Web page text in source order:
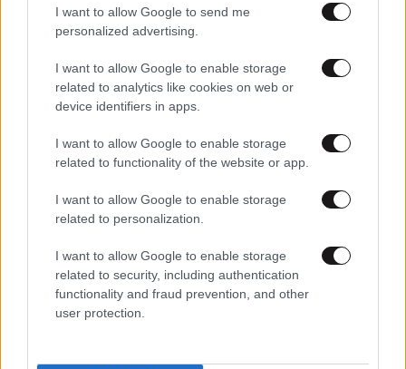
I want to allow Google to send me
personalized advertising.
I want to allow Google to enable storage
related to analytics like cookies on web or
device identifiers in apps.
I want to allow Google to enable storage
related to functionality of the website or app.
I want to allow Google to enable storage
related to personalization.
I want to allow Google to enable storage
related to security, including authentication
functionality and fraud prevention, and other
user protection.
Ακολουθήστε τοNEWSBEAST στοGoogle News
και μάθετε πρώτοι όλες τις ειδήσεις